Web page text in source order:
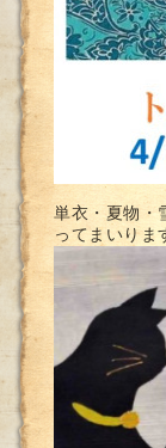
単衣・夏物・
ってまいりま